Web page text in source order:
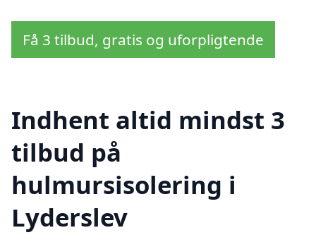
Få 3 tilbud, gratis og uforpligtende
Indhent altid mindst 3
tilbud på
hulmursisolering i
Lyderslev